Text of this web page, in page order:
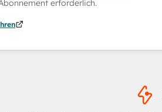
erforderlich.